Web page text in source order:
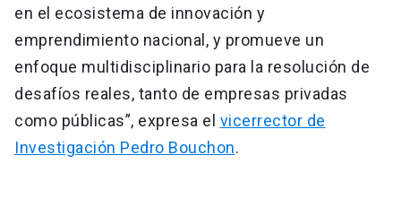
en el ecosistema de innovación y
emprendimiento nacional, y promueve un
enfoque multidisciplinario para la resolución de
desafíos reales, tanto de empresas privadas
como públicas”, expresa el vicerrector de
Investigación Pedro Bouchon.